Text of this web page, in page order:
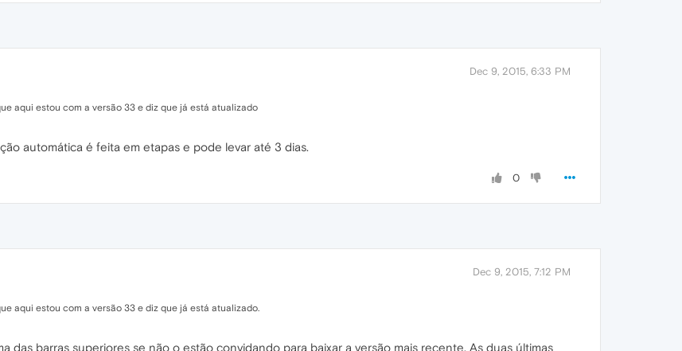
Dec 9, 2015, 6:33 PM
aqui estou com a versão 33 e diz que já está atualizado
automática é feita em etapas e pode levar até 3 dias.
0
Dec 9, 2015, 7:12 PM
aqui estou com a versão 33 e diz que já está atualizado.
das barras superiores se não o estão convidando para baixar a versão mais recente. As duas últimas